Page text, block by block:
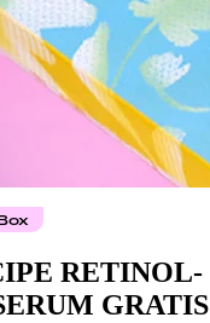
RETINOL-
GRATIS